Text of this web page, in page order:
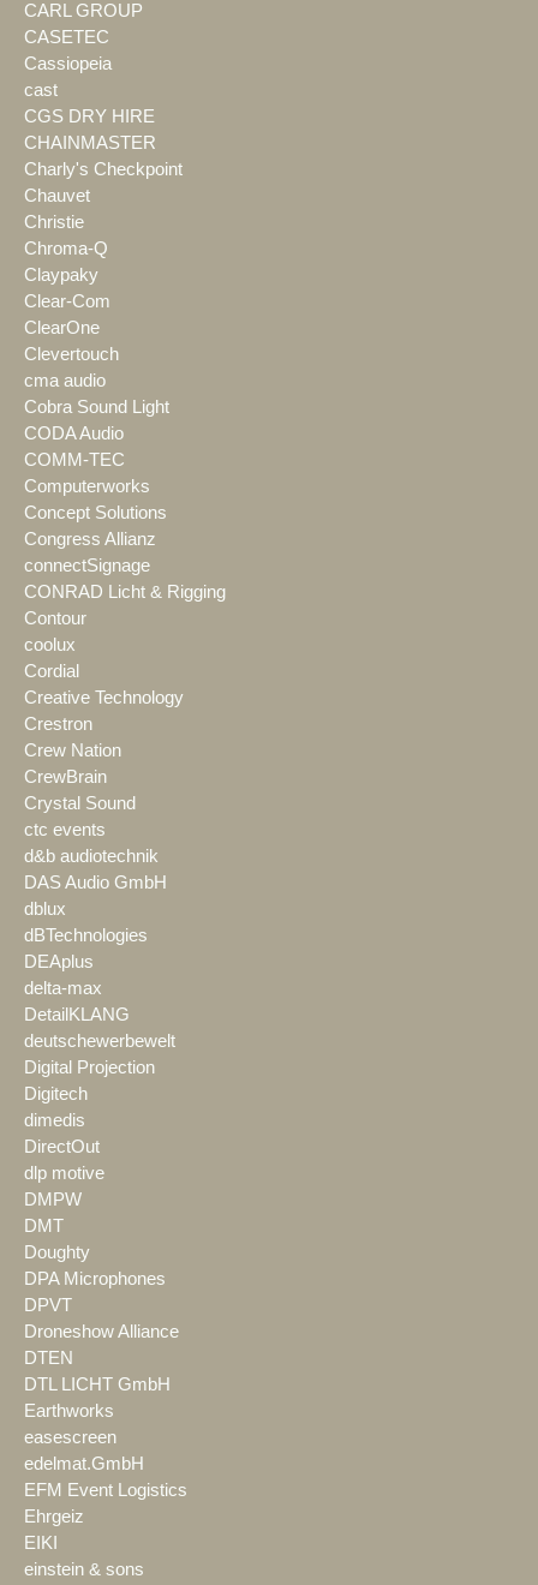
CARL GROUP
CASETEC
Cassiopeia
cast
CGS DRY HIRE
CHAINMASTER
Charly's Checkpoint
Chauvet
Christie
Chroma-Q
Claypaky
Clear-Com
ClearOne
Clevertouch
cma audio
Cobra Sound Light
CODA Audio
COMM-TEC
Computerworks
Concept Solutions
Congress Allianz
connectSignage
CONRAD Licht & Rigging
Contour
coolux
Cordial
Creative Technology
Crestron
Crew Nation
CrewBrain
Crystal Sound
ctc events
d&b audiotechnik
DAS Audio GmbH
dblux
dBTechnologies
DEAplus
delta-max
DetailKLANG
deutschewerbewelt
Digital Projection
Digitech
dimedis
DirectOut
dlp motive
DMPW
DMT
Doughty
DPA Microphones
DPVT
Droneshow Alliance
DTEN
DTL LICHT GmbH
Earthworks
easescreen
edelmat.GmbH
EFM Event Logistics
Ehrgeiz
EIKI
einstein & sons